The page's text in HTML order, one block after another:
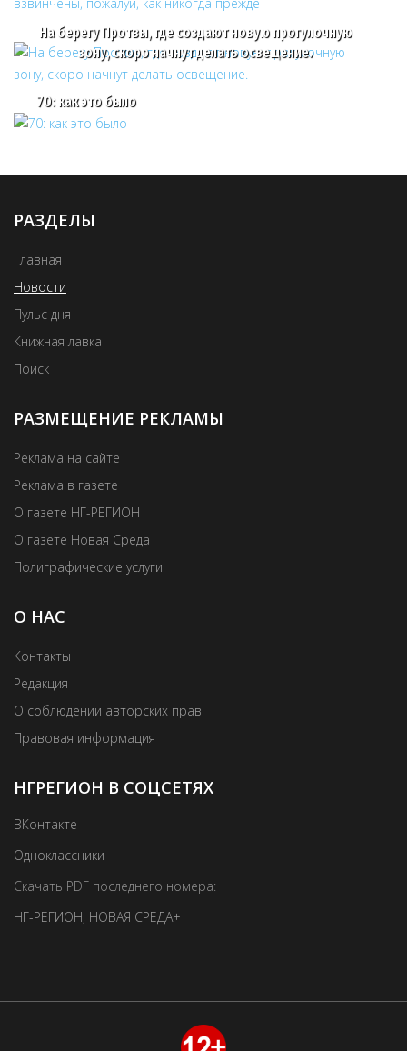
На берегу Протвы, где создают новую прогулочную
зону, скоро начнут делать освещение.
70: как это было
РАЗДЕЛЫ
Главная
Новости
Пульс дня
Книжная лавка
Поиск
РАЗМЕЩЕНИЕ РЕКЛАМЫ
Реклама на сайте
Реклама в газете
О газете НГ-РЕГИОН
О газете Новая Среда
Полиграфические услуги
О НАС
Контакты
Редакция
О соблюдении авторских прав
Правовая информация
НГРЕГИОН В СОЦСЕТЯХ
ВКонтакте
Одноклассники
Скачать PDF последнего номера:
НГ-РЕГИОН, НОВАЯ СРЕДА+